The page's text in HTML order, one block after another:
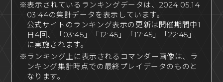
※表示されているランキングデータは、2024.05.14
03:44の集計データを表示しています。
公式サイトのランキング表示の更新は開催期間中1
日4回、「03:45」「12:45」「17:45」「22:45」
に実施されます。
※ランキング上に表示されるコマンダー画像は、ラ
ンキング集計時点での最終プレイデータのものと
なります。